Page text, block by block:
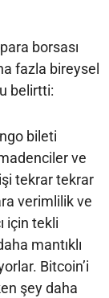
borsası
fazla bireysel
belirtti:
bileti
ve
tekrar tekrar
verimlilik ve
için tekli
mantıklı
Bitcoin’i
şey daha